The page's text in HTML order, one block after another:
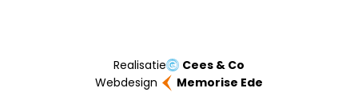
Realisatie
Cees & Co
Webdesign
Memorise Ede